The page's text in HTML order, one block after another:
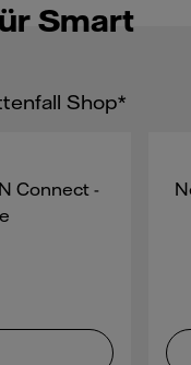
Smart
Shop*
Connect -